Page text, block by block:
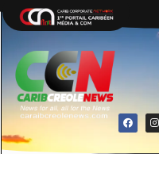
au
F
a
c
b
I
n
s
a